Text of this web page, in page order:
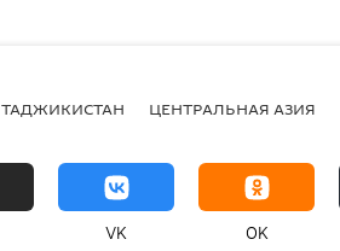
ТАДЖИКИСТАН ЦЕНТРАЛЬНАЯ АЗИЯ
VK OK